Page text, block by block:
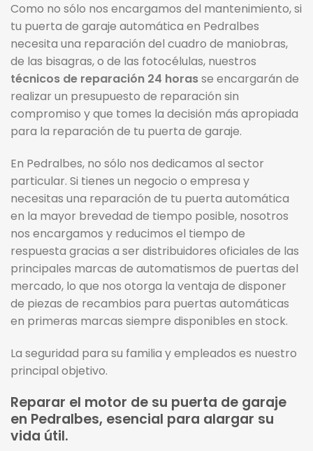
Como no sólo nos encargamos del mantenimiento, si
tu puerta de garaje automática en Pedralbes
necesita una reparación del cuadro de maniobras,
de las bisagras, o de las fotocélulas, nuestros
técnicos de reparación 24 horasse encargarán de
realizar un presupuesto de reparación sin
compromiso y que tomes la decisión más apropiada
para la reparación de tu puerta de garaje.
En Pedralbes, no sólo nos dedicamos al sector
particular. Si tienes un negocio o empresa y
necesitas una reparación de tu puerta automática
en la mayor brevedad de tiempo posible, nosotros
nos encargamos y reducimos el tiempo de
respuesta gracias a ser distribuidores oficiales de las
principales marcas de automatismos de puertas del
mercado, lo que nos otorga la ventaja de disponer
de piezas de recambios para puertas automáticas
en primeras marcas siempre disponibles en stock.
La seguridad para su familia y empleados es nuestro
principal objetivo.
Reparar el motor de su puerta de garaje
en Pedralbes, esencial para alargar su
vida útil.